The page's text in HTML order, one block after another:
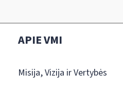
APIE VMI
Misija, Vizija ir Vertybės